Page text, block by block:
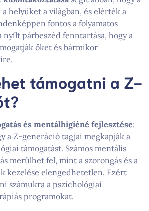
helyüket a világban, és elérték a
fontos a folyamatos
nyílt párbeszéd fenntartása, hogy a
őket és bármikor
támogatni a Z-
és mentálhigiéné fejlesztése:
a Z-generáció tagjai megkapják a
támogatást. Számos mentális
merülhet fel, mint a szorongás és a
kezelése elengedhetetlen. Ezért
számukra a pszichológiai
programokat.